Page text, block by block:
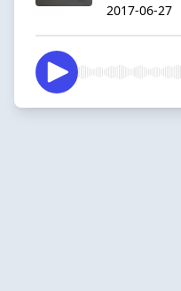
2017-06-27